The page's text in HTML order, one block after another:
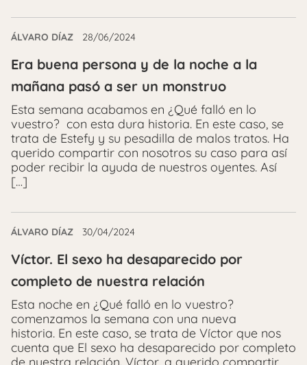
ÁLVARO DÍAZ 28/06/2024
Era buena persona y de la noche a la
mañana pasó a ser un monstruo
Esta semana acabamos en ¿Qué falló en lo
vuestro? con esta dura historia. En este caso, se
trata de Estefy y su pesadilla de malos tratos. Ha
querido compartir con nosotros su caso para así
poder recibir la ayuda de nuestros oyentes. Así
[…]
ÁLVARO DÍAZ 30/04/2024
Víctor. El sexo ha desaparecido por
completo de nuestra relación
Esta noche en ¿Qué falló en lo vuestro?
comenzamos la semana con una nueva
historia. En este caso, se trata de Víctor que nos
cuenta que El sexo ha desaparecido por completo
de nuestra relación. Víctor, a querido compartir